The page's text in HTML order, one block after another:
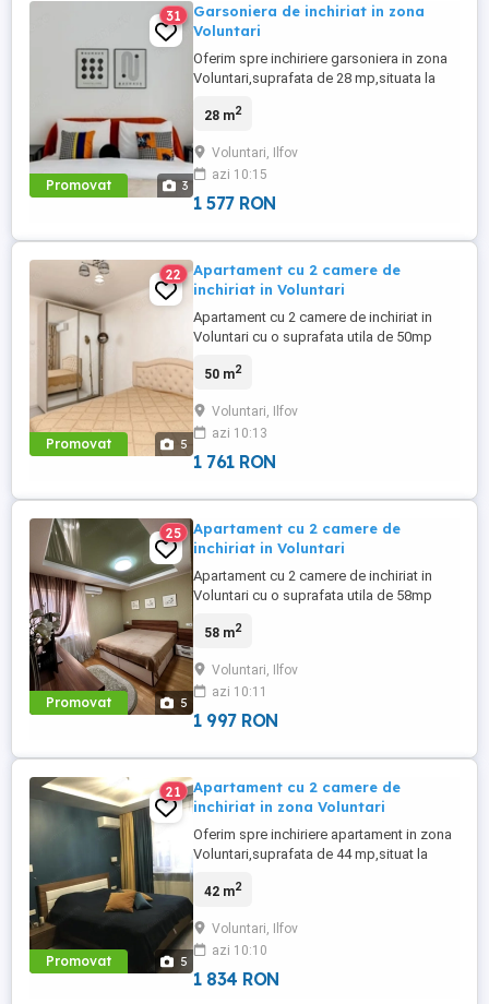
Promovat 3
31
Garsoniera de inchiriat in zona
Voluntari
Oferim spre inchiriere garsoniera in zona
Voluntari,suprafata de 28 mp,situata la
de locuit.Aveti la 3 minute de mers statia
spre Pipera sau Obor. Zona e linistita,in
apropiere sunt magazine si toate
facilitatile necesare,contactati-ma ...
28 m2
Voluntari, Ilfov
azi 10:15
1 577 RON
Promovat 5
22
Apartament cu 2 camere de
inchiriat in Voluntari
Apartament cu 2 camere de inchiriat in
Voluntari cu o suprafata utila de 50mp
dispune de balcon . Pentru mai multe
50 m2
Voluntari, Ilfov
azi 10:13
1 761 RON
Promovat 5
25
Apartament cu 2 camere de
inchiriat in Voluntari
Apartament cu 2 camere de inchiriat in
Voluntari cu o suprafata utila de 58mp
mobilat si utilat modern.Dispune de un
parcare.
58 m2
Voluntari, Ilfov
azi 10:11
1 997 RON
Promovat 5
21
Apartament cu 2 camere de
inchiriat in zona Voluntari
Oferim spre inchiriere apartament in zona
Voluntari,suprafata de 44 mp,situat la
suficient pentru un cuplu. Transportul e la
Primarie,linie 167,iar zona are tot ce
trebuie: supermarketuri,locuri unde poti
manca rapid si strazi linistite. ...
42 m2
Voluntari, Ilfov
azi 10:10
1 834 RON